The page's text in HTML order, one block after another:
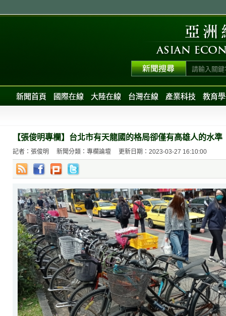
新聞首頁 國際在線 大陸在線 台灣在線 產業科技 教育
【張俊明專欄】台北市有天龍國的格局卻僅有高雄人的水準
記者：張俊明 新聞分類：專欄論壇 更新日期：2023-03-27 16:10:00